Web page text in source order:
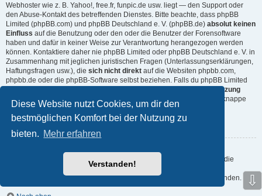
Diese Website nutzt Cookies, um dir den
bestmöglichen Komfort bei der Nutzung zu
bieten. Mehr erfahren
Verstanden!
Webhoster wie z. B. Yahoo!, free.fr, funpic.de usw. liegt — den Support oder
den Abuse-Kontakt des betreffenden Dienstes. Bitte beachte, dass phpBB
Limited (phpBB.com) und phpBB Deutschland e. V. (phpBB.de) absolut keinen
Einfluss auf die Benutzung oder den oder die Benutzer der Forensoftware
haben und dafür in keiner Weise zur Verantwortung herangezogen werden
können. Kontaktiere daher nie phpBB Limited oder phpBB Deutschland e. V. in
Zusammenhang mit jeglichen juristischen Fragen (Unterlassungserklärungen,
Haftungsfragen usw.), die sich nicht direkt auf die Websiten phpbb.com,
phpbb.de oder die phpBB-Software selbst beziehen. Falls du phpBB Limited
Softwarenutzung
durch Dritte betreffen, so wirst du, wenn überhaupt, höchstens eine knappe
Antwort erhalten.
Alle Benutzer des Boards können das Kontaktformular nutzen, wenn die
Funktion durch die Board-Administration aktiviert wurde.
Mitglieder des Boards können zusätzlich den Link „Das Team“ verwenden.
⇩